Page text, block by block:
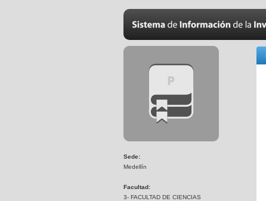
Sede:
Medellín
Facultad:
3- FACULTAD DE CIENCIAS